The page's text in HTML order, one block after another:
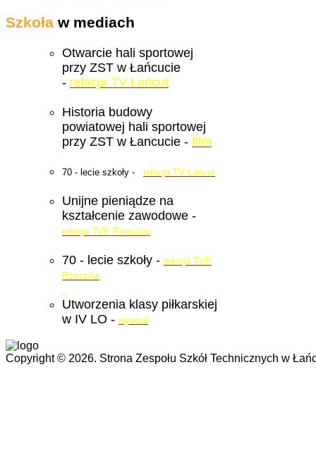
Szkoła w mediach
Otwarcie hali sportowej
przy ZST w Łańcucie
- relacja TV Łańcut
Historia budowy
powiatowej hali sportowej
przy ZST w Łancucie - film
70 - lecie szkoły - relacja TV Łańcut
Unijne pieniądze na
kształcenie zawodowe -
relacja TVP Rzeszów
70 - lecie szkoły - relacja TVP
Rzeszów
Utworzenia klasy piłkarskiej
w IV LO - wywiad
Copyright © 2026. Strona Zespołu Szkół Technicznych w